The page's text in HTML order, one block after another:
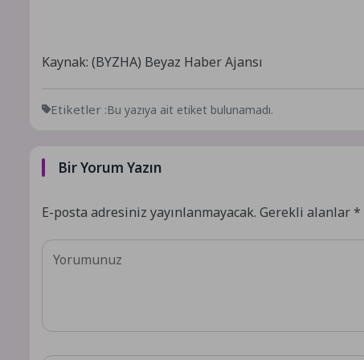
Kaynak: (BYZHA) Beyaz Haber Ajansı
Etiketler :Bu yazıya ait etiket bulunamadı.
Bir Yorum Yazın
E-posta adresiniz yayınlanmayacak. Gerekli alanlar*